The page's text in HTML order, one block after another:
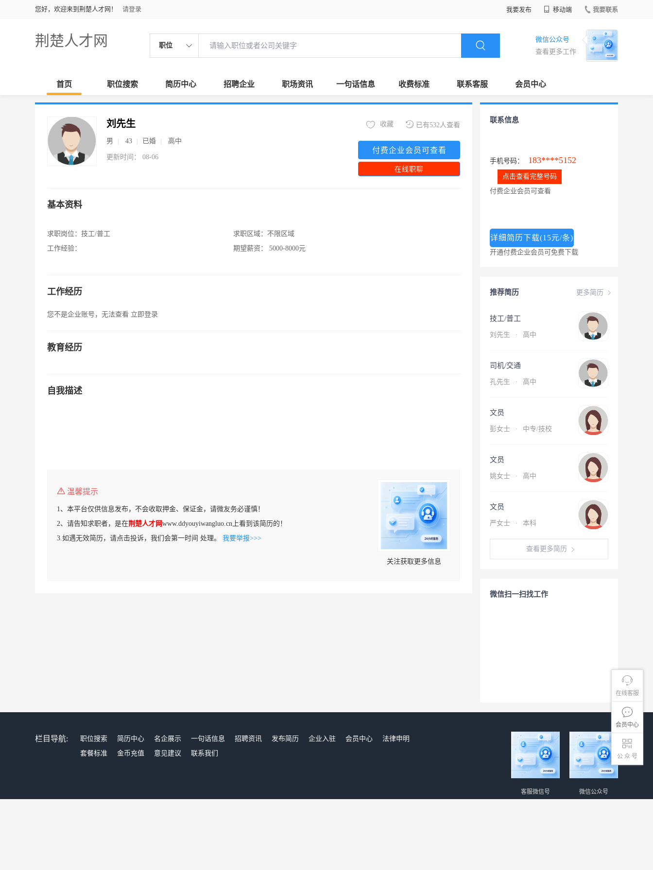
您好，欢迎来到荆楚人才网！ 请登录 我要发布 移动端 我要联系
荆楚人才网 职位
微信公众号
查看更多工作
首页 职位搜索 简历中心 招聘企业 职场资讯 一句话信息 收费标准 联系客服 会员中心
在线客服
会员中心
公 众 号
刘先生
男 43 已婚 高中
更新时间： 08-06
已有532人查看
收藏
付费企业会员可查看
在线职聊
基本资料
求职岗位： 技工/普工
工作经验：
求职区域： 不限区域
期望薪资：
5000-8000元
工作经历
您不是企业账号，无法查看 立即登录
教育经历
自我描述
温馨提示
1、本平台仅供信息发布，不会收取押金、保证金，请微友务必谨慎！
2、请告知求职者，是在荆楚人才网www.ddyouyiwangluo.cn上看到该简历的！
3.如遇无效简历，请点击投诉，我们会第一时间 处理。 我要举报>>>
关注获取更多信息
联系信息
手机号码： 183****5152
点击查看完整号码
付费企业会员可查看
详细简历下载(15元/条)
开通付费企业会员可免费下载
更多简历
推荐简历
技工/普工
刘先生 · 高中
司机/交通
孔先生 · 高中
文员
彭女士 · 中专/技校
文员
姚女士 · 高中
文员
严女士 · 本科
查看更多简历
微信扫一扫找工作
栏目导航: 职位搜索 简历中心 名企展示 一句话信息 招聘资讯 发布简历 企业入驻 会员中心
法律申明
套餐标准
金币充值 意见建议 联系我们
微信公众号
客服微信号